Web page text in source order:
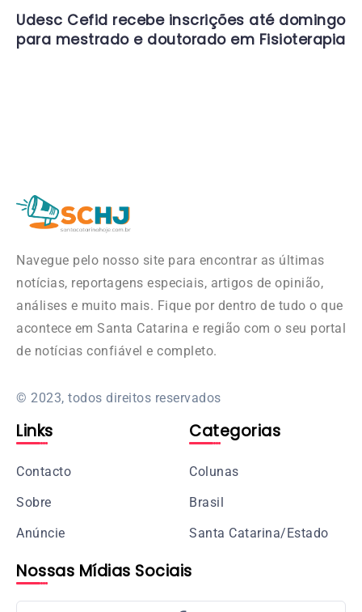
Udesc Cefid recebe inscrições até domingo
para mestrado e doutorado em Fisioterapia
Navegue pelo nosso site para encontrar as últimas
notícias, reportagens especiais, artigos de opinião,
análises e muito mais. Fique por dentro de tudo o que
acontece em Santa Catarina e região com o seu portal
de notícias confiável e completo.
© 2023, todos direitos reservados
Links
Contacto
Sobre
Anúncie
Categorias
Colunas
Brasil
Santa Catarina/Estado
Nossas Mídias Sociais